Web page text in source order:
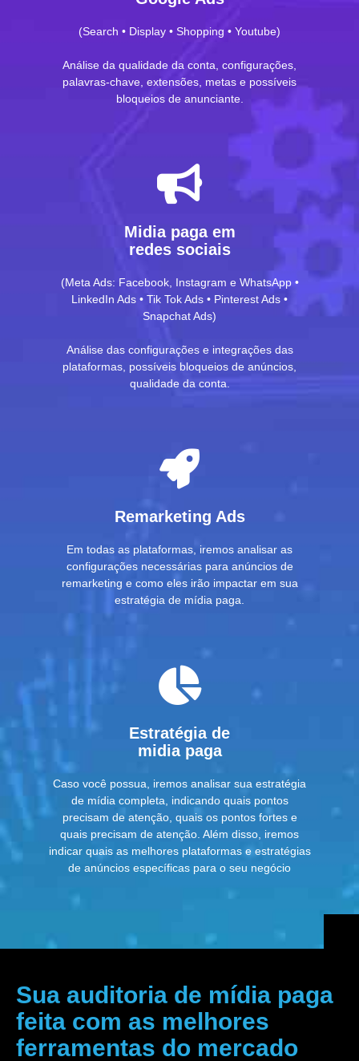
(Search • Display • Shopping • Youtube)
Análise da qualidade da conta, configurações,
palavras-chave, extensões, metas e possíveis
bloqueios de anunciante.
Midia paga em
redes sociais
(Meta Ads: Facebook, Instagram e WhatsApp •
LinkedIn Ads • Tik Tok Ads • Pinterest Ads •
Snapchat Ads)
Análise das configurações e integrações das
plataformas, possíveis bloqueios de anúncios,
qualidade da conta.
Remarketing Ads
Em todas as plataformas, iremos analisar as
configurações necessárias para anúncios de
remarketing e como eles irão impactar em sua
estratégia de mídia paga.
Estratégia de
midia paga
Caso você possua, iremos analisar sua estratégia
de mídia completa, indicando quais pontos
precisam de atenção, quais os pontos fortes e
quais precisam de atenção. Além disso, iremos
indicar quais as melhores plataformas e estratégias
de anúncios específicas para o seu negócio
Sua auditoria de mídia paga
feita com as melhores
ferramentas do mercado